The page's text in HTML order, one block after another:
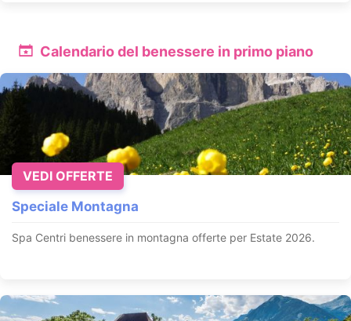
Calendario del benessere in primo piano
Speciale Montagna
Spa Centri benessere in montagna offerte per Estate 2026.
VEDI OFFERTE